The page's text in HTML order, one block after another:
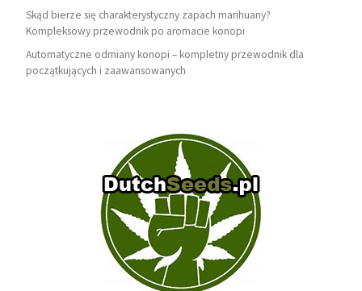
Skąd bierze się charakterystyczny zapach marihuany?
Kompleksowy przewodnik po aromacie konopi
Automatyczne odmiany konopi – kompletny przewodnik dla
początkujących i zaawansowanych